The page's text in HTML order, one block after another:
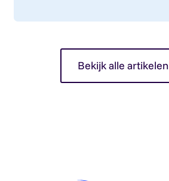
Bekijk alle artikelen